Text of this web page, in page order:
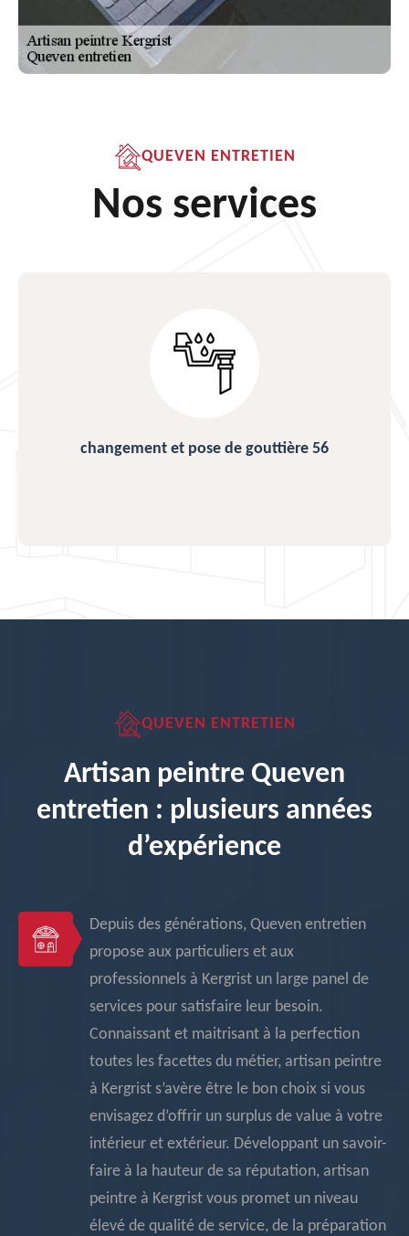
QUEVEN ENTRETIEN
Nos services
changement et pose de gouttière 56
QUEVEN ENTRETIEN
Artisan peintre Queven
entretien : plusieurs années
d’expérience
Depuis des générations, Queven entretien
propose aux particuliers et aux
professionnels à Kergrist un large panel de
services pour satisfaire leur besoin.
Connaissant et maitrisant à la perfection
toutes les facettes du métier, artisan peintre
à Kergrist s’avère être le bon choix si vous
envisagez d’offrir un surplus de value à votre
intérieur et extérieur. Développant un savoir-
faire à la hauteur de sa réputation, artisan
peintre à Kergrist vous promet un niveau
élevé de qualité de service, de la préparation